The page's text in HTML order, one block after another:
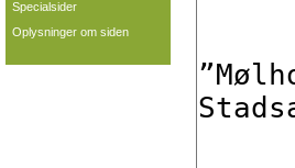
Specialsider
Oplysninger om siden